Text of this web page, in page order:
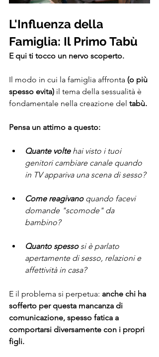
L'Influenza della
Famiglia: Il Primo Tabù
E qui ti tocco un nervo scoperto.
Il modo in cui la famiglia affronta (o più
spesso evita) il tema della sessualità è
fondamentale nella creazione del tabù.
Pensa un attimo a questo:
Quante volte hai visto i tuoi
genitori cambiare canale quando
in TV appariva una scena di sesso?
Come reagivano quando facevi
domande "scomode" da
bambino?
Quanto spesso si è parlato
apertamente di sesso, relazioni e
affettività in casa?
E il problema si perpetua: anche chi ha
sofferto per questa mancanza di
comunicazione, spesso fatica a
comportarsi diversamente con i propri
figli.